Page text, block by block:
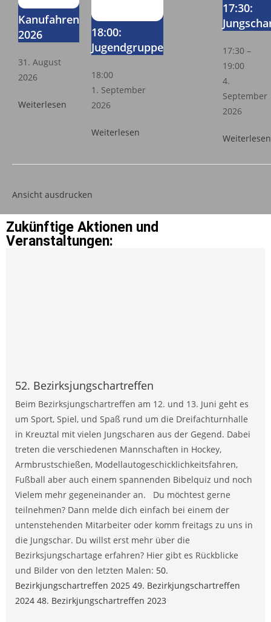
Kanufahren
2026
31. August
2026
Weiterlesen
18:00:
Jugendgruppe
18:00
1. September
2026
Weiterlesen
17:30:
17:30 –
19:00
4.
September
2026
Weiterlesen
Ansicht ausdrucken
Zukünftige Aktionen und
Veranstaltungen:
52. Bezirksjungschartreffen
Beim Bezirksjungschartreffen am 12. und 13. Juni geht es
um Sport, Spiel, und Spaß rund um die Dreifachturnhalle
in Kreuztal mit vielen Jungscharen aus der Gegend. Dabei
treten die verschiedenen Mannschaften in Hockey,
Armbrustschießen, Modellautogeschicklichkeitsfahren,
Fußball aber auch einem spannenden Bibelquiz und noch
Vielem mehr gegeneinander an. Du möchtest gerne
teilnehmen? Dann melde dich einfach bei einem der
untenstehenden Mitarbeiter oder komm freitags zu uns in
die Jungschar. Du willst erst mehr über die
Bezirksjungschartage erfahren? Hier gibt es Rückblicke
und Bilder von den letzten Malen: 50.
Bezirkjungschartreffen 2025 49. Bezirkjungschartreffen
2024 48. Bezirkjungschartreffen 2023